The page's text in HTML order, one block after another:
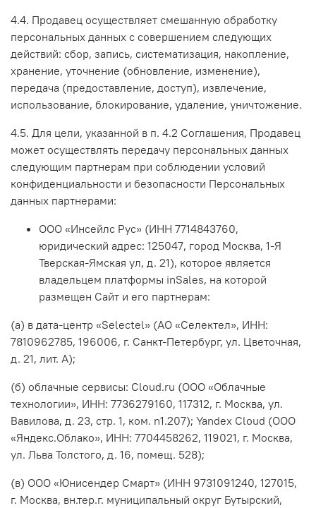
4.4. Продавец осуществляет смешанную обработку
персональных данных с совершением следующих
действий: сбор, запись, систематизация, накопление,
хранение, уточнение (обновление, изменение),
передача (предоставление, доступ), извлечение,
использование, блокирование, удаление, уничтожение.
4.5. Для цели, указанной в п. 4.2 Соглашения, Продавец
может осуществлять передачу персональных данных
следующим партнерам при соблюдении условий
конфиденциальности и безопасности Персональных
данных партнерами:
ООО «Инсейлс Рус» (ИНН 7714843760,
юридический адрес: 125047, город Москва, 1-Я
Тверская-Ямская ул, д. 21), которое является
владельцем платформы inSales, на которой
размещен Сайт и его партнерам:
(а) в дата-центр «Selectel» (АО «Селектел», ИНН:
7810962785, 196006, г. Санкт-Петербург, ул. Цветочная,
д. 21, лит. А);
(б) облачные сервисы: Cloud.ru (ООО «Облачные
технологии», ИНН: 7736279160, 117312, г. Москва, ул.
Вавилова, д. 23, стр. 1, ком. n1.207); Yandex Cloud (ООО
«Яндекс.Облако», ИНН: 7704458262, 119021, г. Москва,
ул. Льва Толстого, д. 16, помещ. 528);
(в) ООО «Юнисендер Смарт» (ИНН 9731091240, 127015,
г. Москва, вн.тер.г. муниципальный округ Бутырский,